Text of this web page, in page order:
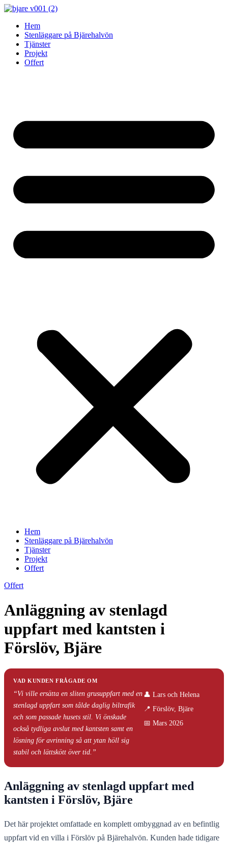
Skip
contentHem
Stenläggare på Bjärehalvön
Tjänster
Projekt
Offert
Hem
Stenläggare på Bjärehalvön
Tjänster
Projekt
Offert
Offert
Anläggning av stenlagd
uppfart med kantsten i
Förslöv, Bjäre
VAD KUNDEN FRÅGADE OM
“Vi ville ersätta en sliten grusuppfart med en
stenlagd uppfart som tålde daglig biltrafik
och som passade husets stil. Vi önskade
också tydliga avslut med kantsten samt en
lösning för avrinning så att ytan höll sig
stabil och lättskött över tid.”
👤 Lars och Helena
📍 Förslöv, Bjäre
📅 Mars 2026
Anläggning av stenlagd uppfart med
kantsten i Förslöv, Bjäre
Det här projektet omfattade en komplett ombyggnad av en befintlig
uppfart vid en villa i Förslöv på Bjärehalvön. Kunden hade tidigare